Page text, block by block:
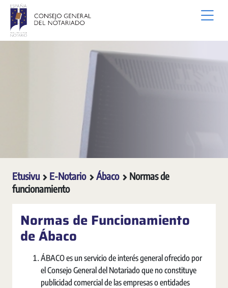
Siirry pääsisältöön
Etusivu E-Notario Ábaco
Normas de
funcionamiento
Normas de Funcionamiento
de Ábaco
ÁBACO es un servicio de interés general ofrecido por
el Consejo General del Notariado que no constituye
publicidad comercial de las empresas o entidades